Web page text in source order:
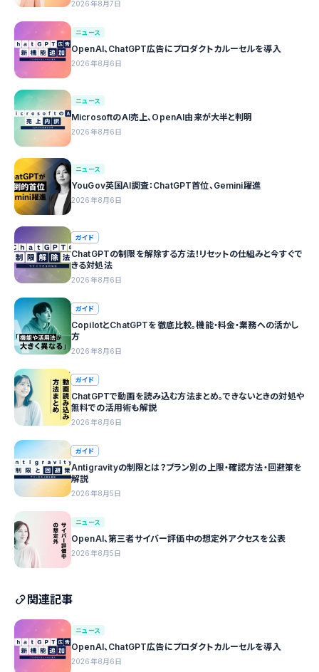
2026年8月7日
ニュース
OpenAI、ChatGPT広告にプロダクトカルーセルを導入
2026年8月6日
ニュース
MicrosoftのAI売上、OpenAI由来が大半と判明
2026年8月6日
ニュース
YouGov英国AI調査：ChatGPT首位、Gemini躍進
2026年8月6日
ガイド
ChatGPTの制限を解除する方法！リセットの仕組みと今すぐで
きる対処法
2026年8月6日
ガイド
CopilotとChatGPTを徹底比較。機能・料金・業務への活かし
方
2026年8月6日
ガイド
ChatGPTで動画を読み込む方法まとめ。できないときの対処や
無料での活用術も解説
2026年8月6日
ガイド
Antigravityの制限とは？プラン別の上限・確認方法・回避策を
解説
2026年8月5日
ニュース
OpenAI、第三者サイバー評価中の想定外アクセスを公表
2026年8月5日
関連記事
ニュース
OpenAI、ChatGPT広告にプロダクトカルーセルを導入
2026年8月6日